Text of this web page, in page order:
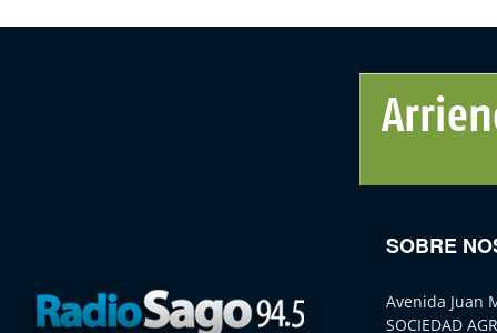
SOBRE
Avenida Juan
SOCIEDAD